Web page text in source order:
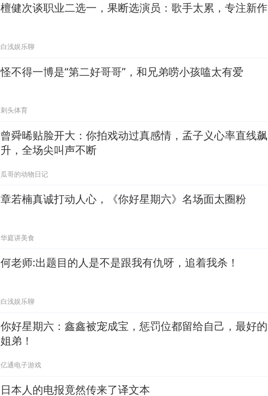
檀健次谈职业二选一，果断选演员：歌手太累，专注新作
白浅娱乐聊
怪不得一博是“第二好哥哥”，和兄弟唠小孩嗑太有爱
刺头体育
曾舜晞贴脸开大：你拍戏动过真感情，孟子义心率直线飙
升，全场尖叫声不断
瓜哥的动物日记
章若楠真诚打动人心，《你好星期六》名场面太圈粉
华庭讲美食
何老师:出题目的人是不是跟我有仇呀，追着我杀！
白浅娱乐聊
你好星期六：鑫鑫被宠成宝，惩罚位都留给自己，最好的
姐弟！
亿通电子游戏
日本人的电报竟然传来了译文本